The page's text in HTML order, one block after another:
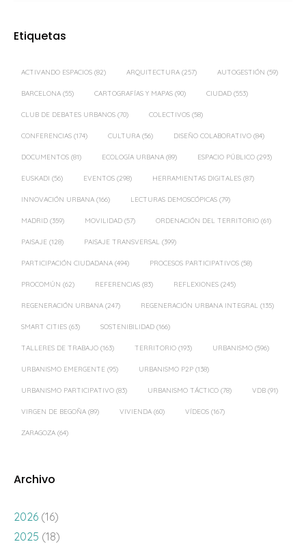
Etiquetas
ACTIVANDO ESPACIOS (82) ARQUITECTURA (257) AUTOGESTIÓN (59)
BARCELONA (55) CARTOGRAFÍAS Y MAPAS (90) CIUDAD (553)
CLUB DE DEBATES URBANOS (70) COLECTIVOS (58)
CONFERENCIAS (174) CULTURA (56) DISEÑO COLABORATIVO (84)
DOCUMENTOS (81) ECOLOGÍA URBANA (89) ESPACIO PÚBLICO (293)
EUSKADI (56) EVENTOS (298) HERRAMIENTAS DIGITALES (87)
INNOVACIÓN URBANA (166) LECTURAS DEMOSCÓPICAS (79)
MADRID (359) MOVILIDAD (57) ORDENACIÓN DEL TERRITORIO (61)
PAISAJE (128) PAISAJE TRANSVERSAL (399)
PARTICIPACIÓN CIUDADANA (494) PROCESOS PARTICIPATIVOS (58)
PROCOMÚN (62) REFERENCIAS (83) REFLEXIONES (245)
REGENERACIÓN URBANA (247) REGENERACIÓN URBANA INTEGRAL (135)
SMART CITIES (63) SOSTENIBILIDAD (166)
TALLERES DE TRABAJO (163) TERRITORIO (193) URBANISMO (596)
URBANISMO EMERGENTE (95) URBANISMO P2P (138)
URBANISMO PARTICIPATIVO (83) URBANISMO TÁCTICO (78) VDB (91)
VIRGEN DE BEGOÑA (89) VIVIENDA (60) VÍDEOS (167)
ZARAGOZA (64)
Archivo
2026 (16)
2025 (18)